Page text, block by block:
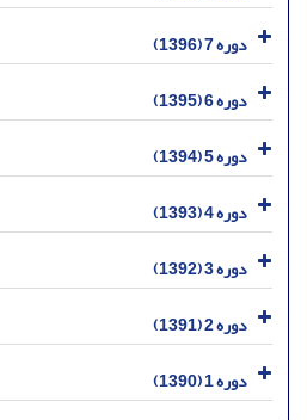
دوره 7 (1396)
دوره 6 (1395)
دوره 5 (1394)
دوره 4 (1393)
دوره 3 (1392)
دوره 2 (1391)
دوره 1 (1390)